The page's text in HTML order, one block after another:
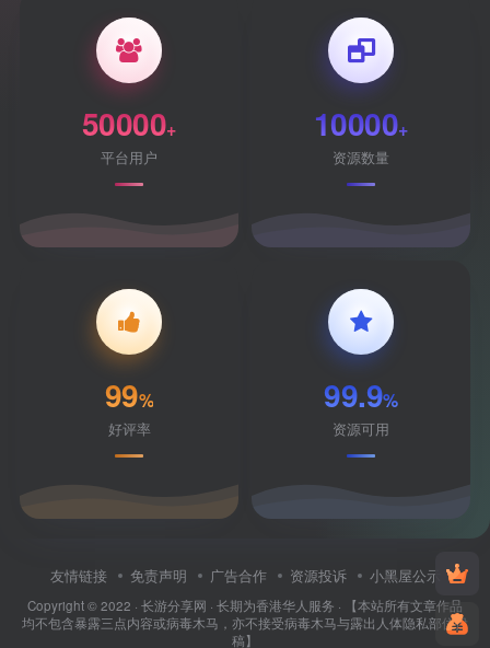
50000+
平台用户
10000+
资源数量
99%
好评率
99.9%
资源可用
友情链接 免责声明 广告合作 资源投诉 小黑屋公示
Copyright © 2022 · 长游分享网 · 长期为香港华人服务 · 【本站所有文章作品
均不包含暴露三点内容或病毒木马，亦不接受病毒木马与露出人体隐私部位投
稿】